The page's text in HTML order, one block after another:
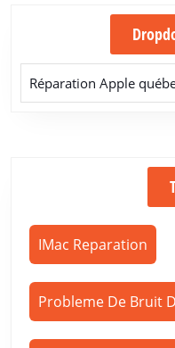
IMac Reparation
Probleme De Bruit